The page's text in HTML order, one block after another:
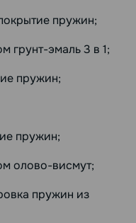
пружин;
грунт-эмаль 3 в 1;
пружин;
пружин;
олово-висмут;
пружин из